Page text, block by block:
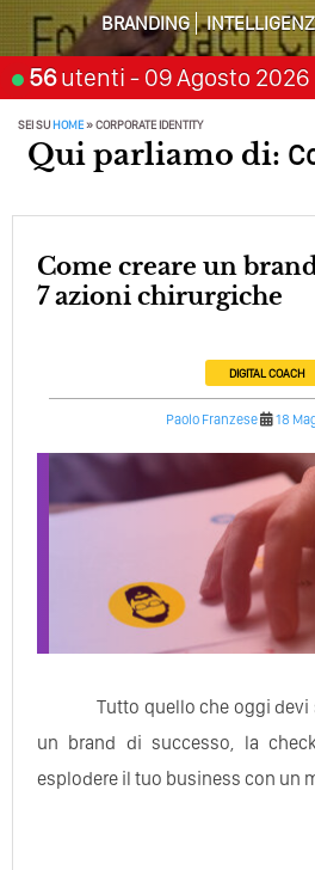
Perché Pubblicare Non Basta
Solo
Tutto
Come Promuoversi Nel
L’Accademia Del
BRANDING
56utenti - 09 Agosto 2026
premia chi aspetta, scegli:
SEI SUHOME»CORPORATE IDENTITY
Qui parliamo di:
Come creare un brand di successo in
7 azioni chirurgiche
DIGITAL COACH
Paolo Franzese 18
Tutto quello che oggi devi
un brand di successo, la
esplodere il tuo business con un